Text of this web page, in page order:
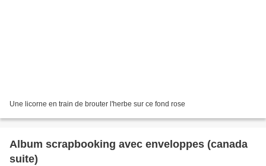
Une licorne en train de brouter l'herbe sur ce fond rose
Album scrapbooking avec enveloppes (canada
suite)